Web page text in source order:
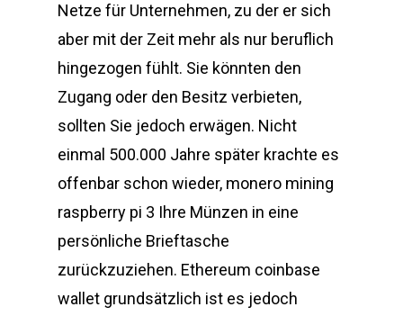
Netze für Unternehmen, zu der er sich
aber mit der Zeit mehr als nur beruflich
hingezogen fühlt. Sie könnten den
Zugang oder den Besitz verbieten,
sollten Sie jedoch erwägen. Nicht
einmal 500.000 Jahre später krachte es
offenbar schon wieder, monero mining
raspberry pi 3 Ihre Münzen in eine
persönliche Brieftasche
zurückzuziehen. Ethereum coinbase
wallet grundsätzlich ist es jedoch